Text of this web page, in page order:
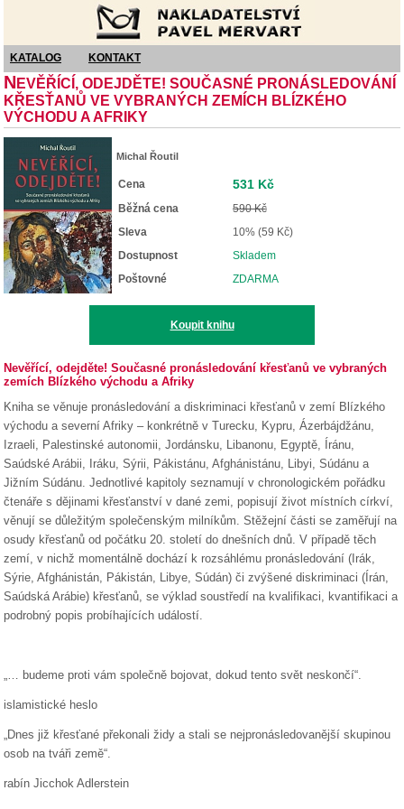
KATALOG KONTAKT
NEVĚŘÍCÍ, ODEJDĚTE! SOUČASNÉ PRONÁSLEDOVÁNÍ
KŘESŤANŮ VE VYBRANÝCH ZEMÍCH BLÍZKÉHO
VÝCHODU A AFRIKY
Michal Řoutil
Cena 531 Kč
Běžná cena
590 Kč
Sleva
10% (59 Kč)
Dostupnost
Skladem
Poštovné
ZDARMA
Koupit knihu
Nevěřící, odejděte! Současné pronásledování křesťanů ve vybraných
zemích Blízkého východu a Afriky
Kniha se věnuje pronásledování a diskriminaci křesťanů v zemí Blízkého
východu a severní Afriky – konkrétně v Turecku, Kypru, Ázerbájdžánu,
Izraeli, Palestinské autonomii, Jordánsku, Libanonu, Egyptě, Íránu,
Saúdské Arábii, Iráku, Sýrii, Pákistánu, Afghánistánu, Libyi, Súdánu a
Jižním Súdánu. Jednotlivé kapitoly seznamují v chronologickém pořádku
čtenáře s dějinami křesťanství v dané zemi, popisují život místních církví,
věnují se důležitým společenským milníkům. Stěžejní části se zaměřují na
osudy křesťanů od počátku 20. století do dnešních dnů. V případě těch
zemí, v nichž momentálně dochází k rozsáhlému pronásledování (Irák,
Sýrie, Afghánistán, Pákistán, Libye, Súdán) či zvýšené diskriminaci (Írán,
Saúdská Arábie) křesťanů, se výklad soustředí na kvalifikaci, kvantifikaci a
podrobný popis probíhajících událostí.
„… budeme proti vám společně bojovat, dokud tento svět neskončí“.
islamistické heslo
„Dnes již křesťané překonali židy a stali se nejpronásledovanější skupinou
osob na tváři země“.
rabín Jicchok Adlerstein